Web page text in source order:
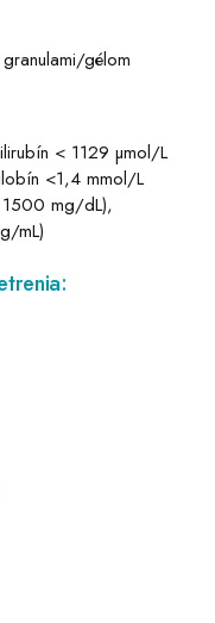
gélom
< 1129 µmol/L
<1,4 mmol/L
mg/dL),
mL)